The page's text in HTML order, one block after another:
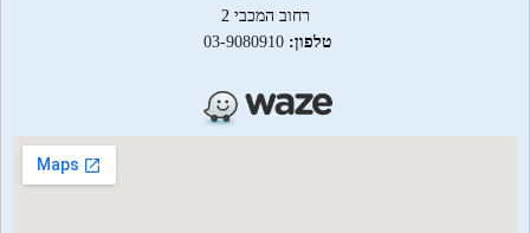
רחוב המכבי 2
טלפון: 03-9080910